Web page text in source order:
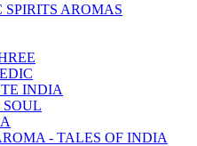
SPIRITS AROMAS
INDIA
- TALES OF INDIA